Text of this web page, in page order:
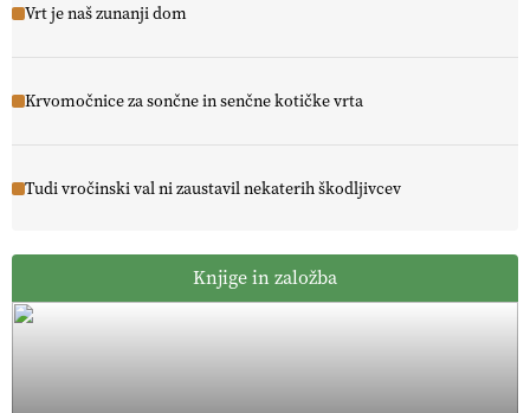
Vrt je naš zunanji dom
Krvomočnice za sončne in senčne kotičke vrta
Tudi vročinski val ni zaustavil nekaterih škodljivcev
Knjige in založba